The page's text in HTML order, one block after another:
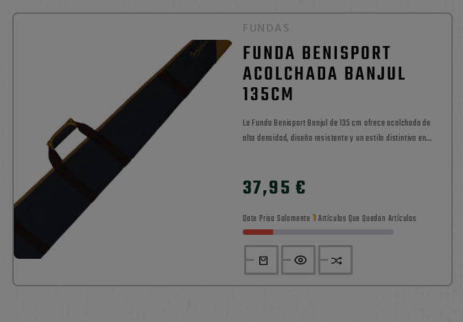
FUNDAS
FUNDA BENISPORT
ACOLCHADA BANJUL
135CM
La Funda Benisport Banjul de 135 cm ofrece acolchado de
alta densidad, diseño resistente y un estilo distintivo en
37,95 €
Date Prisa Solamente 1Artículos Que Quedan Artículos